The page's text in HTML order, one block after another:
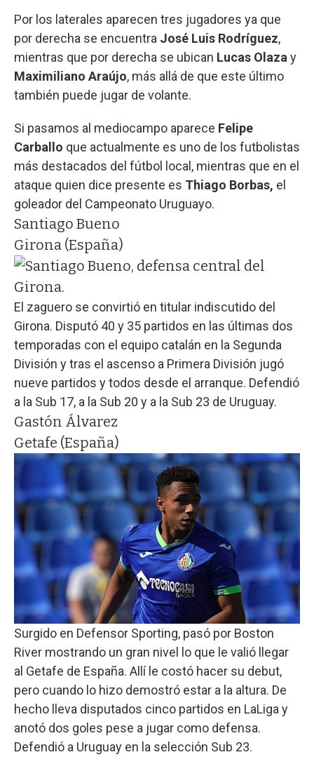
Por los laterales aparecen tres jugadores ya que
por derecha se encuentra José Luis Rodríguez,
mientras que por derecha se ubican Lucas Olaza y
Maximiliano Araújo, más allá de que este último
también puede jugar de volante.
Si pasamos al mediocampo aparece Felipe
Carballo que actualmente es uno de los futbolistas
más destacados del fútbol local, mientras que en el
ataque quien dice presente es Thiago Borbas, el
goleador del Campeonato Uruguayo.
Santiago Bueno
Girona (España)
El zaguero se convirtió en titular indiscutido del
Girona. Disputó 40 y 35 partidos en las últimas dos
temporadas con el equipo catalán en la Segunda
División y tras el ascenso a Primera División jugó
nueve partidos y todos desde el arranque. Defendió
a la Sub 17, a la Sub 20 y a la Sub 23 de Uruguay.
Gastón Álvarez
Getafe (España)
Surgido en Defensor Sporting, pasó por Boston
River mostrando un gran nivel lo que le valió llegar
al Getafe de España. Allí le costó hacer su debut,
pero cuando lo hizo demostró estar a la altura. De
hecho lleva disputados cinco partidos en LaLiga y
anotó dos goles pese a jugar como defensa.
Defendió a Uruguay en la selección Sub 23.